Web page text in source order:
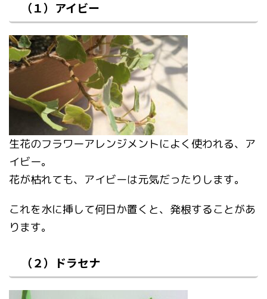
（１）アイビー
生花のフラワーアレンジメントによく使われる、ア
イビー。
花が枯れても、アイビーは元気だったりします。
これを水に挿して何日か置くと、発根することがあ
ります。
（２）ドラセナ